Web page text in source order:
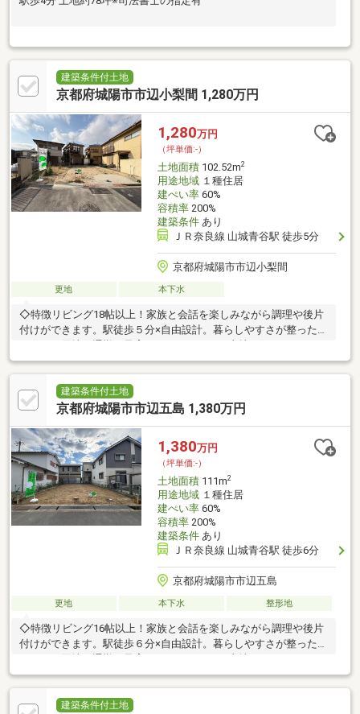
建築条件付土地
京都府城陽市市辺小梨間 1,280万円
1,280万円
（坪単価:-）
土地面積102.52m2
用途地域１種住居
建ぺい率60%
容積率200%
建築条件あり
ＪＲ奈良線 山城青谷駅 徒歩5分
京都府城陽市市辺小梨間
更地 本下水
◇特徴リビング18帖以上！家族と会話を楽しみながら調理や後片
付けができます。駅徒歩５分×自由設計。暮らしやすさが整ったマ
駅近立地で叶える現実的な家づくり。
建築条件付土地
京都府城陽市市辺五島 1,380万円
1,380万円
（坪単価:-）
土地面積111m2
用途地域１種住居
建ぺい率60%
容積率200%
建築条件あり
ＪＲ奈良線 山城青谷駅 徒歩6分
京都府城陽市市辺五島
更地 本下水 整形地
◇特徴リビング16帖以上！家族と会話を楽しみながら調理や後片
付けができます。駅徒歩６分×自由設計。暮らしやすさが整ったマ
駅近立地で叶える現実的な家づくり。
建築条件付土地